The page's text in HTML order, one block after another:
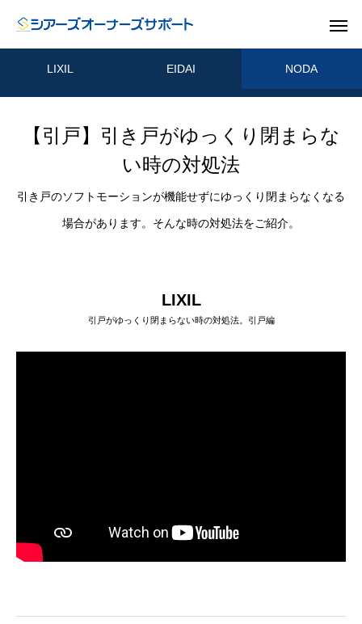
GUIDE
LIXIL EIDAI NODA
【引戸】引き戸がゆっくり閉まらな
い時の対処法
引き戸のソフトモーションが機能せずにゆっくり閉まらなくなる
場合があります。そんな時の対処法をご紹介。
LIXIL
引戸がゆっくり閉まらない時の対処法。引戸編